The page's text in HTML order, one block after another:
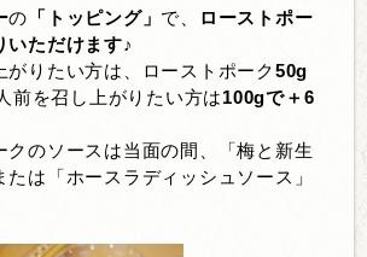
の 「トッピング」 で、
ローストポー
いただけます♪
がりたい方は、ローストポーク50g
前を召し上がりたい方は100gで＋6
クのソースは当面の間、「梅と新生
たは「ホースラディッシュソース」